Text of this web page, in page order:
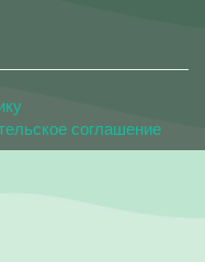
соглашение